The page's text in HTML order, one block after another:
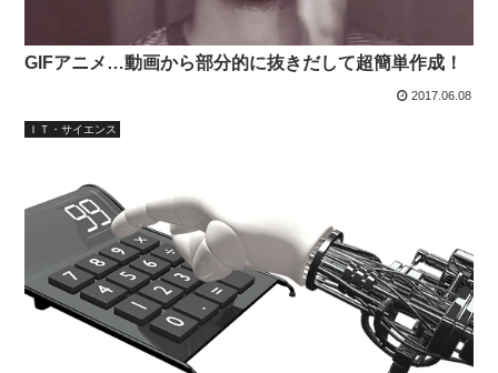
GIFアニメ…動画から部分的に抜きだして超簡単作成！
2017.06.08
ＩＴ・サイエンス